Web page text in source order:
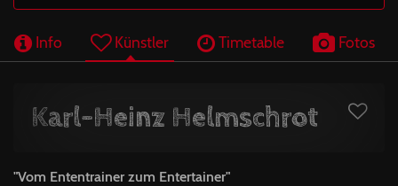
Info Künstler Timetable Fotos
Karl-Heinz Helmschrot
"Vom Ententrainer zum Entertainer"